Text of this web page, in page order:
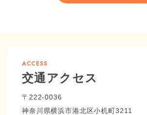
ACCESS
交通アクセス
〒222-0036
神奈川県横浜市港北区小机町3211